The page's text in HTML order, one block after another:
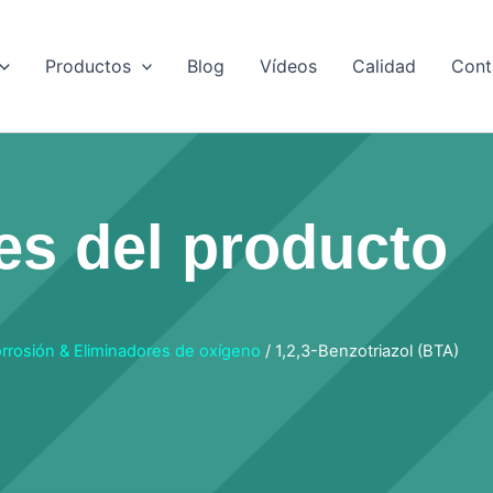
Productos Blog Vídeos Calidad
del producto
& Eliminadores de oxígeno / 1,2,3-Benzotriazol (BTA)